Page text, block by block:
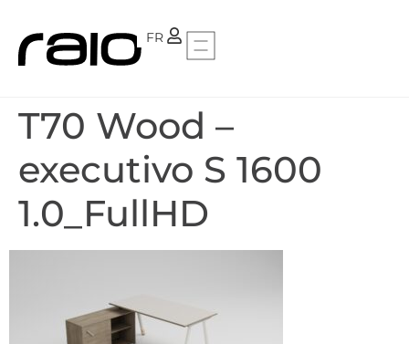
FR
PT
T70 Wood –
executivo S 1600
1.0_FullHD